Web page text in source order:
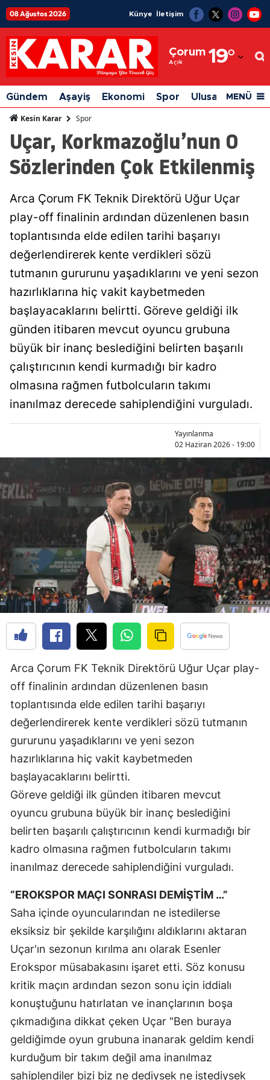
08 Ağustos 2026 Künye İletişim
Çorum
Açık 19°
Adıyaman
Afyonkarahisar
Ağrı
Amasya
Ankara
Artvin
Aydın
Balıkesir
Bilecik
Bingöl
Bitlis
Burdur
Bursa
Çanakkale
Çankırı
Çorum
Denizli
Diyarbakır
Edirne
Elazığ
Erzincan
Erzurum
Eskişehir
Gaziantep
Giresun
Gümüşhane
Isparta
Mersin
İstanbul
İzmir
Kars
Kastamonu
Kayseri
Kırklareli
Kırşehir
Kocaeli
Konya
Kütahya
Gündem Aşayiş Ekonomi Spor Ulusal Siyaset
MENÜ
Kesin Karar Spor
Uçar, Korkmazoğlu’nun O
Sözlerinden Çok Etkilenmiş
Arca Çorum FK Teknik Direktörü Uğur Uçar
play-off finalinin ardından düzenlenen basın
toplantısında elde edilen tarihi başarıyı
değerlendirerek kente verdikleri sözü
tutmanın gururunu yaşadıklarını ve yeni sezon
hazırlıklarına hiç vakit kaybetmeden
başlayacaklarını belirtti. Göreve geldiği ilk
günden itibaren mevcut oyuncu grubuna
büyük bir inanç beslediğini belirten başarılı
çalıştırıcının kendi kurmadığı bir kadro
olmasına rağmen futbolcuların takımı
inanılmaz derecede sahiplendiğini vurguladı.
Yayınlanma
02 Haziran 2026 - 19:00
Arca Çorum FK Teknik Direktörü Uğur Uçar play-
off finalinin ardından düzenlenen basın
toplantısında elde edilen tarihi başarıyı
değerlendirerek kente verdikleri sözü tutmanın
gururunu yaşadıklarını ve yeni sezon
hazırlıklarına hiç vakit kaybetmeden
başlayacaklarını belirtti.
Göreve geldiği ilk günden itibaren mevcut
oyuncu grubuna büyük bir inanç beslediğini
belirten başarılı çalıştırıcının kendi kurmadığı bir
kadro olmasına rağmen futbolcuların takımı
inanılmaz derecede sahiplendiğini vurguladı.
“EROKSPOR MAÇI SONRASI DEMİŞTİM …”
Saha içinde oyuncularından ne istedilerse
eksiksiz bir şekilde karşılığını aldıklarını aktaran
Uçar'ın sezonun kırılma anı olarak Esenler
Erokspor müsabakasını işaret etti. Söz konusu
kritik maçın ardından sezon sonu için iddialı
konuştuğunu hatırlatan ve inançlarının boşa
çıkmadığına dikkat çeken Uçar "Ben buraya
geldiğimde oyun grubuna inanarak geldim kendi
kurduğum bir takım değil ama inanılmaz
sahiplendiler bizi biz ne dediysek ne istediysek